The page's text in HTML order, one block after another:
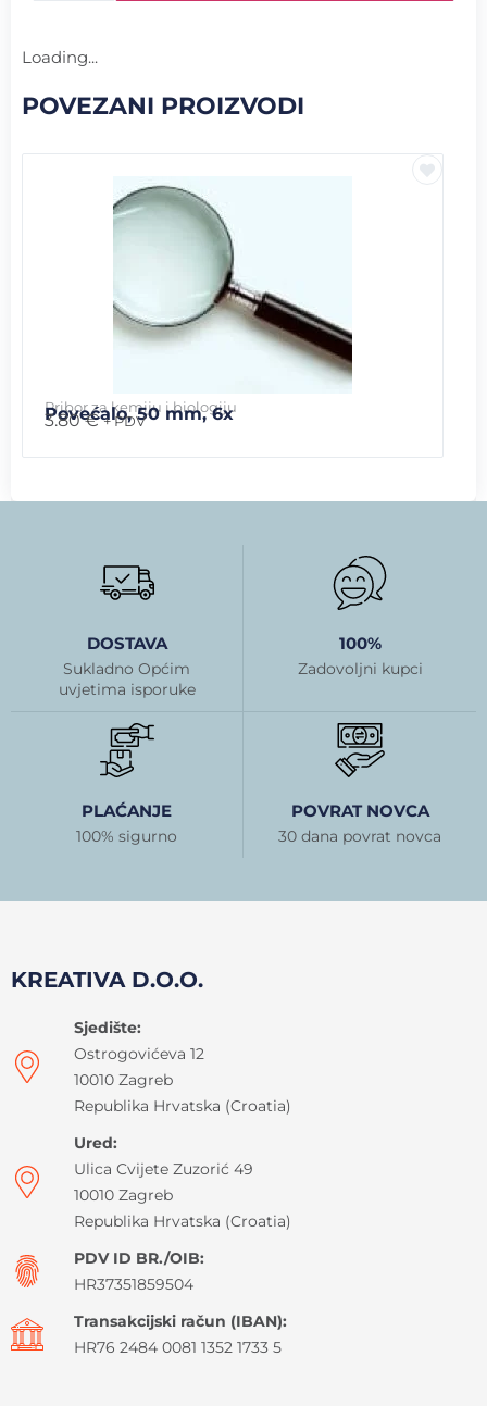
Loading...
POVEZANI PROIZVODI
Pribor za kemiju i biologiju
Povećalo, 50 mm, 6x
3.80€ + PDV
DOSTAVA
Sukladno Općim
uvjetima isporuke
100%
Zadovoljni kupci
PLAĆANJE
100% sigurno
POVRAT NOVCA
30 dana povrat novca
KREATIVA D.O.O.
Sjedište:
Ostrogovićeva 12
10010 Zagreb
Republika Hrvatska (Croatia)
Ured:
Ulica Cvijete Zuzorić 49
10010 Zagreb
Republika Hrvatska (Croatia)
PDV ID BR./OIB:
HR37351859504
Transakcijski račun (IBAN):
HR76 2484 0081 1352 1733 5